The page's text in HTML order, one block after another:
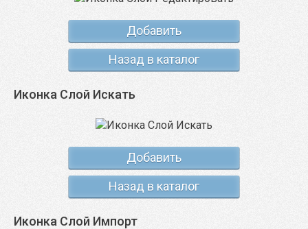
Добавить
Назад в каталог
Иконка Слой Искать
Добавить
Назад в каталог
Иконка Слой Импорт